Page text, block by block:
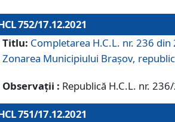
752/17.12.2021
Titlu: Completarea H.C.L. nr. 236
Zonarea Municipiului Braşov,
Observații : Republică H.C.L. nr.
751/17.12.2021